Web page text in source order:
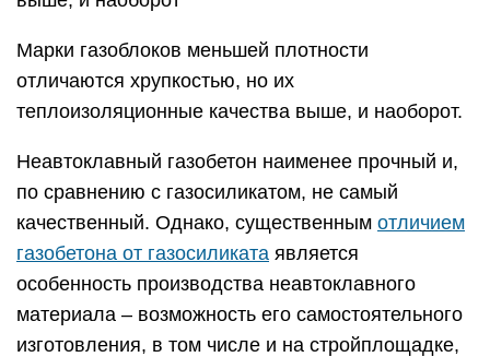
Марки газоблоков меньшей плотности
отличаются хрупкостью, но их
теплоизоляционные качества выше, и наоборот.
Неавтоклавный газобетон наименее прочный и,
по сравнению с газосиликатом, не самый
качественный. Однако, существенным отличием
газобетона от газосиликата является
особенность производства неавтоклавного
материала – возможность его самостоятельного
изготовления, в том числе и на стройплощадке,